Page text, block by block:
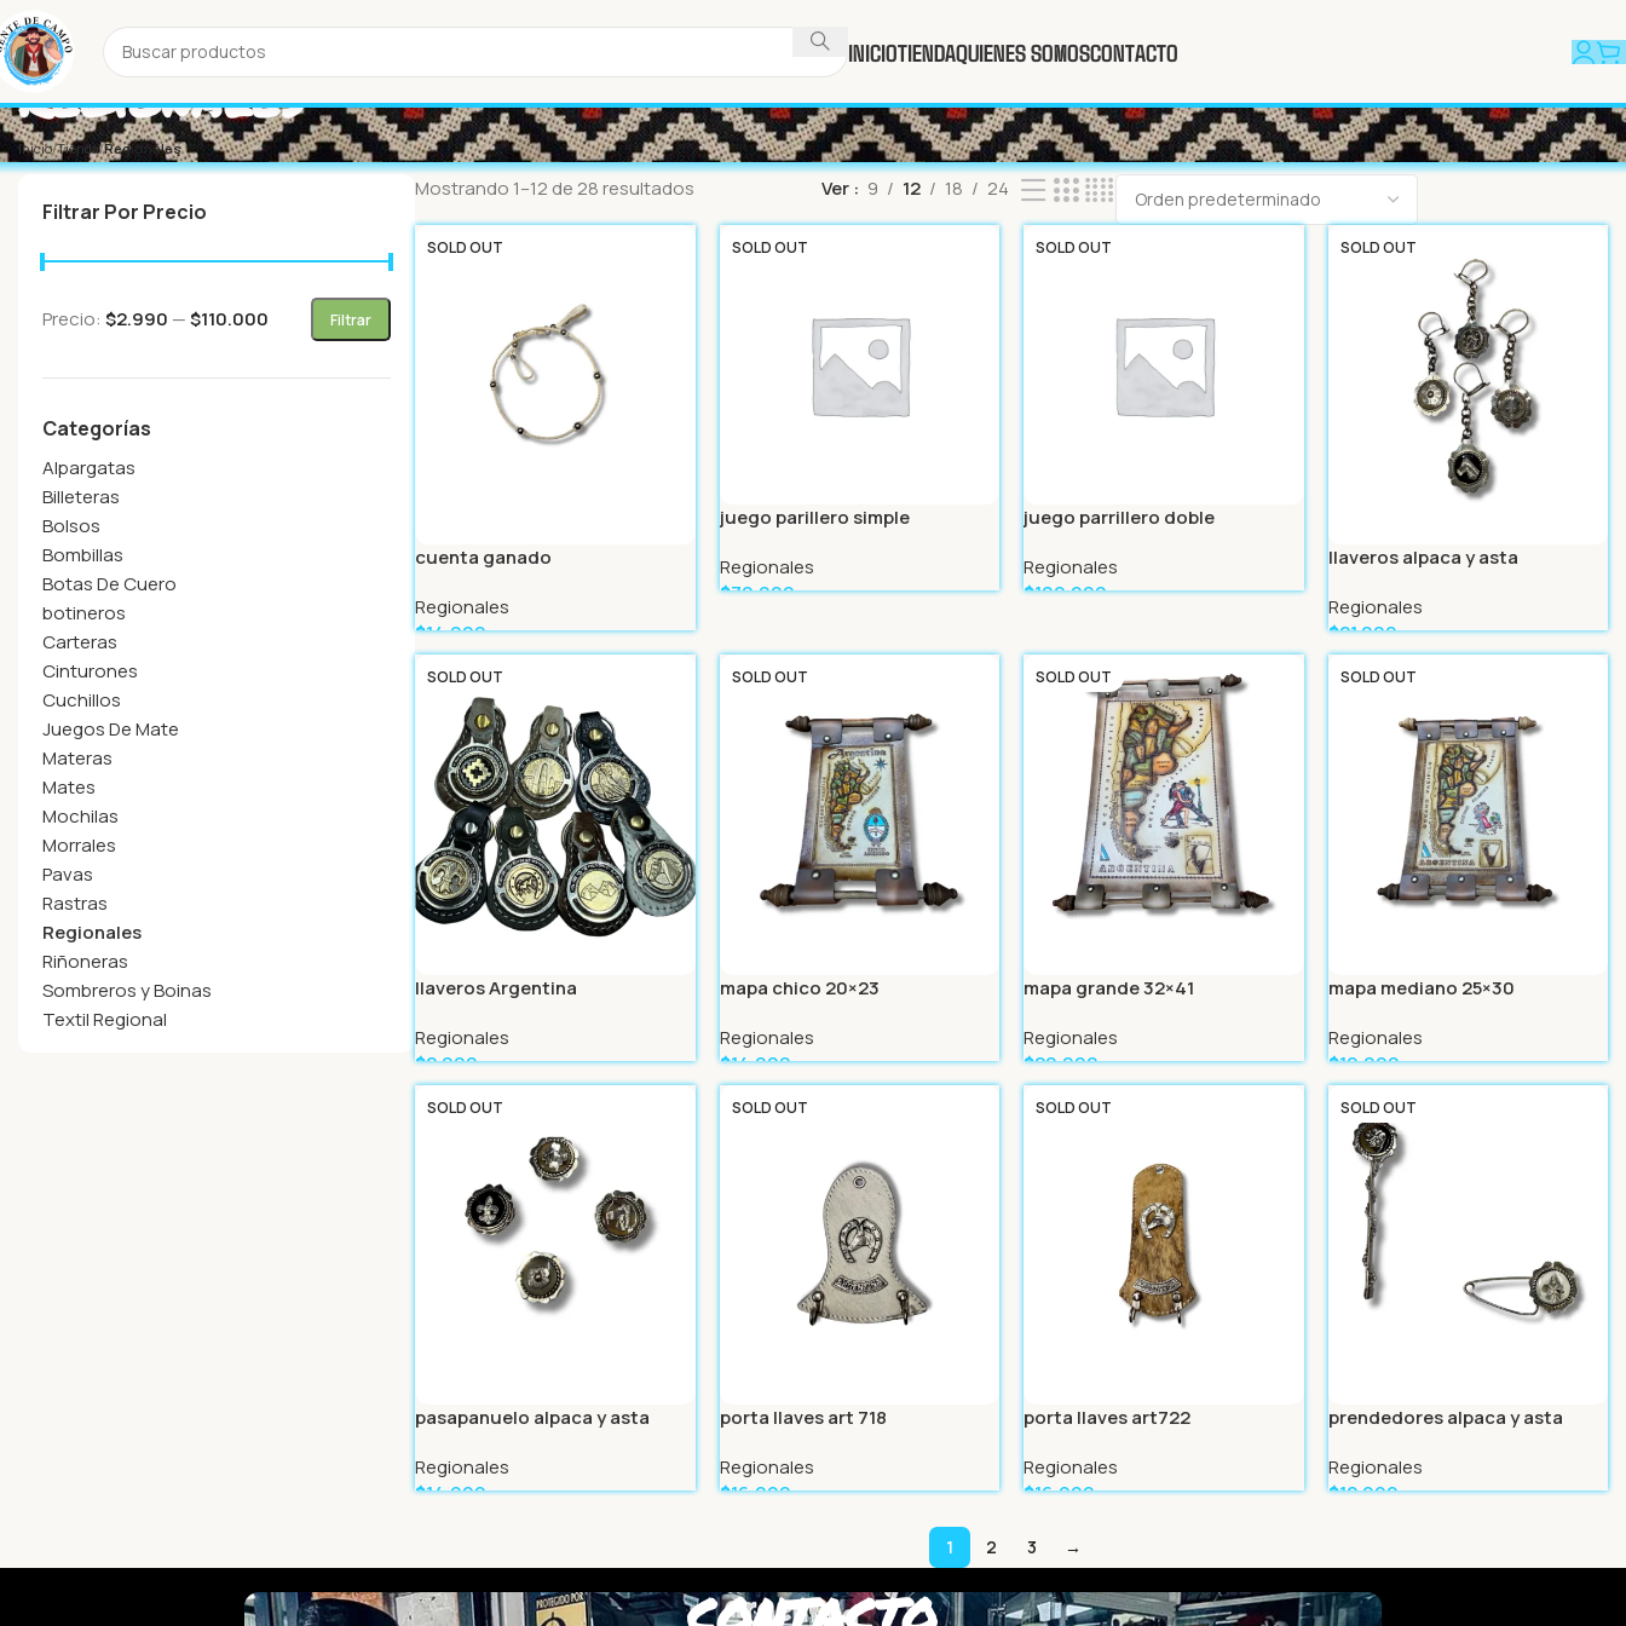
INICIOTIENDAQUIENES SOMOSCONTACTO
Regionales
Inicio Tienda Regionales
Filtrar Por Precio
Filtrar
Precio: $2.990 —$110.000
Categorías
Alpargatas
Billeteras
Bolsos
Bombillas
Botas De Cuero
botineros
Carteras
Cinturones
Cuchillos
Juegos De Mate
Materas
Mates
Mochilas
Morrales
Pavas
Rastras
Regionales
Riñoneras
Sombreros y Boinas
Textil Regional
Mostrando 1–12 de 28 resultados Ver 9 12 18 24
SOLD OUT
cuenta ganado
Regionales
$14.999
SOLD OUT
juego parillero simple
Regionales
$79.999
SOLD OUT
juego parrillero doble
Regionales
$109.999
SOLD OUT
llaveros alpaca y asta
Regionales
$21.999
SOLD OUT
llaveros Argentina
Regionales
$2.999
SOLD OUT
mapa chico 20×23
Regionales
$14.999
SOLD OUT
mapa grande 32×41
Regionales
$29.999
SOLD OUT
mapa mediano 25×30
Regionales
$19.999
SOLD OUT
pasapanuelo alpaca y asta
Regionales
$14.999
SOLD OUT
porta llaves art 718
Regionales
$16.999
SOLD OUT
porta llaves art722
Regionales
$16.999
SOLD OUT
prendedores alpaca y asta
Regionales
$12.999
1 2 3 →